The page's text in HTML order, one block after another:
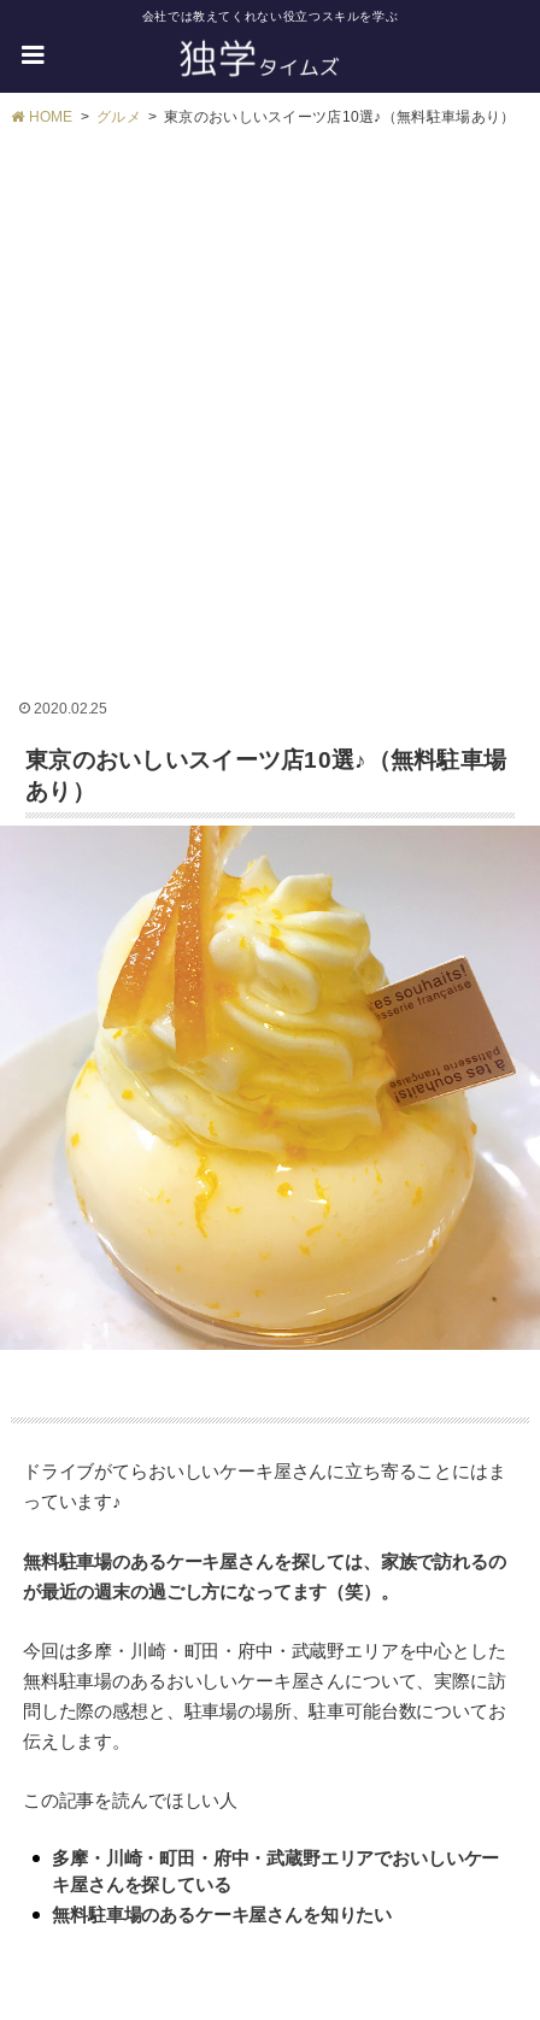
会社では教えてくれない役立つスキルを学ぶ
HOME グルメ 東京のおいしいスイーツ店10選♪（無料駐車場あり）
2020.02.25
東京のおいしいスイーツ店10選♪（無料駐車場
あり）
ドライブがてらおいしいケーキ屋さんに立ち寄ることにはま
っています♪
無料駐車場のあるケーキ屋さんを探しては、家族で訪れるの
が最近の週末の過ごし方になってます（笑）。
今回は多摩・川崎・町田・府中・武蔵野エリアを中心とした
無料駐車場のあるおいしいケーキ屋さんについて、実際に訪
問した際の感想と、駐車場の場所、駐車可能台数についてお
伝えします。
この記事を読んでほしい人
多摩・川崎・町田・府中・武蔵野エリアでおいしいケー
キ屋さんを探している
無料駐車場のあるケーキ屋さんを知りたい